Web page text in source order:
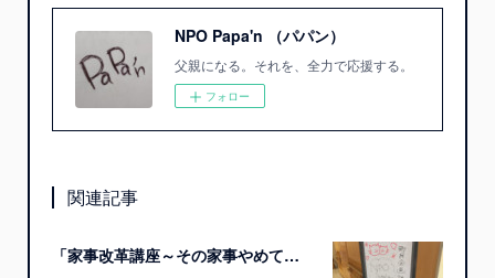
NPO Papa'n （パパン）
父親になる。それを、全力で応援する。
フォロー
関連記事
「家事改革講座～その家事やめてみる？」開催しました！！